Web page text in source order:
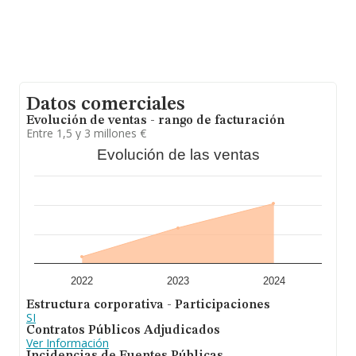
al ranking nacional, la empresa ha ganado posiciones.
Datos comerciales
Evolución de ventas - rango de facturación
Entre 1,5 y 3 millones €
Evolución de las ventas
2022 2023 2024
Estructura corporativa - Participaciones
SI
Contratos Públicos Adjudicados
Ver Información